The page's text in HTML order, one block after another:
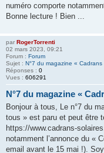
numéro comporte
Bonne lecture ! Bien ...
par RogerTorrenti
02 mars 2023, 09:21
Forum : Forum
Sujet : N°7 du magazine «
Réponses : 0
Vues : 606291
N°7 du magazine «
Bonjour à tous, Le n°7 du
tous » est paru et peut être
https://www.cadrans-
notamment l’annonce du «
email avant le 15 mai !).